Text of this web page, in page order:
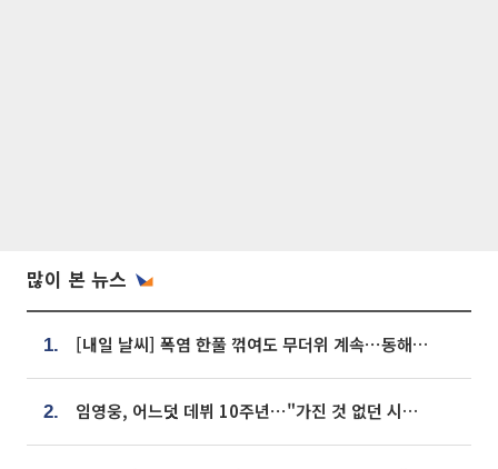
많이 본 뉴스
1. [내일 날씨] 폭염 한풀 꺾여도 무더위 계속⋯동해안 이틀 연속 비
2. 임영웅, 어느덧 데뷔 10주년⋯"가진 것 없던 시절, 내 앞엔 20명의 팬뿐"